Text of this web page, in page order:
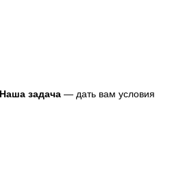
Наша задача — дать вам условия